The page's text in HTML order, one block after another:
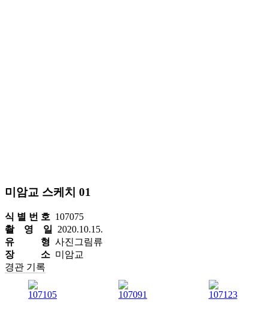
미암교 스케치 01
식 별 번 호 107075
촬 영 일
2020.10.15.
유 형 사진그림류
장 소 미암교
경관 기록